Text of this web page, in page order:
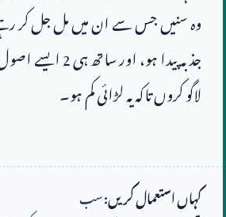
وہ سنیں جس سے ان میں مل جل کر
جذبہ پیدا ہو، اور ساتھ ہی 2
کہاں استعمال کریں:سب